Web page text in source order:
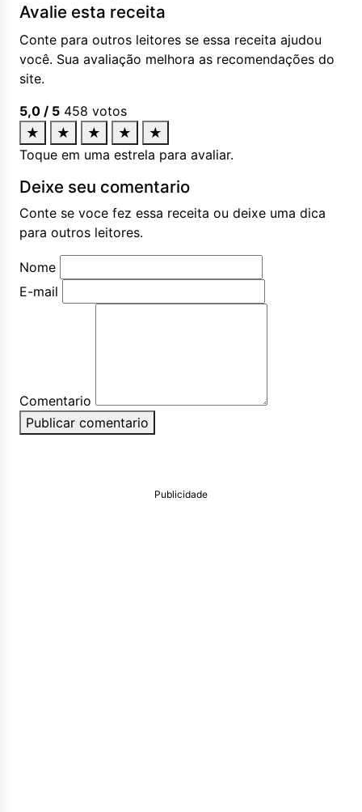
Avalie esta receita
Conte para outros leitores se essa receita ajudou
você. Sua avaliação melhora as recomendações do
site.
5,0 / 5 458 votos
★
★ ★ ★
★
Toque em uma estrela para avaliar.
Deixe seu comentario
Conte se voce fez essa receita ou deixe uma dica
para outros leitores.
Nome
E-mail
Comentario
Publicar comentario
Publicidade